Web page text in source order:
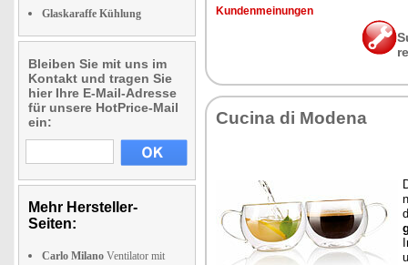
Glaskaraffe Kühlung
Bleiben Sie mit uns im
Kontakt und tragen Sie
hier Ihre E-Mail-Adresse
für unsere HotPrice-Mail
ein:
Mehr Hersteller-
Seiten:
Carlo Milano Ventilator mit
Kun­den­mei­nun­gen
Cu­ci­na di Mo­de­na